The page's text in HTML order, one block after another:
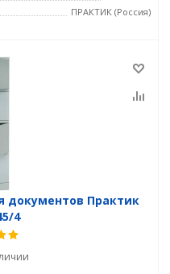
ПРАКТИК (Россия)
документов Практик
4